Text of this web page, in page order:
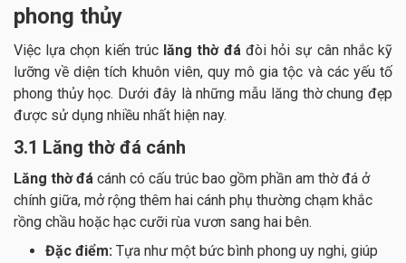
phong thủy
Việc lựa chọn kiến trúc lăng thờ đá đòi hỏi sự cân nhắc kỹ
lưỡng về diện tích khuôn viên, quy mô gia tộc và các yếu tố
phong thủy học. Dưới đây là những mẫu lăng thờ chung đẹp
được sử dụng nhiều nhất hiện nay.
3.1 Lăng thờ đá cánh
Lăng thờ đá cánh có cấu trúc bao gồm phần am thờ đá ở
chính giữa, mở rộng thêm hai cánh phụ thường chạm khắc
rồng chầu hoặc hạc cưỡi rùa vươn sang hai bên.
Đặc điểm: Tựa như một bức bình phong uy nghi, giúp